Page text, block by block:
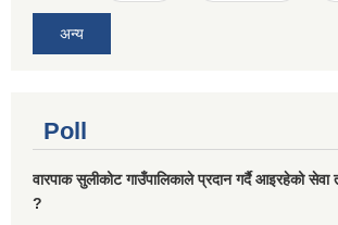
अन्य
Poll
वारपाक सुलीकोट गाउँपालिकाले प्रदान गर्दै आइरहेको सेवा
?